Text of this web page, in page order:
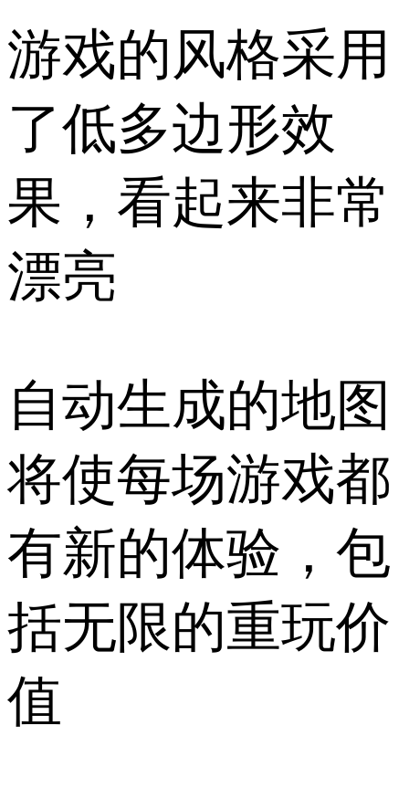
游戏的风格采用
了低多边形效
果，看起来非常
漂亮
自动生成的地图
将使每场游戏都
有新的体验，包
括无限的重玩价
值